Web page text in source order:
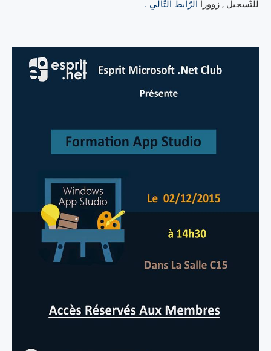
للتّسجيل , زوورا الرّابط التّالي .